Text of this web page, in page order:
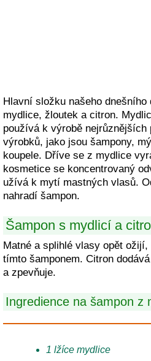
Hlavní složku našeho
mydlice, žloutek a citron.
používá k výrobě
výrobků, jako jsou šampony,
koupele. Dříve se z mydlice
kosmetice se koncentrovaný
užívá k mytí mastných vlasů.
nahradí šampon.
Šampon s mydlicí a
Matné a splihlé vlasy opět
tímto šamponem. Citron
a zpevňuje.
Ingredience na šampon z
1 lžíce mydlice